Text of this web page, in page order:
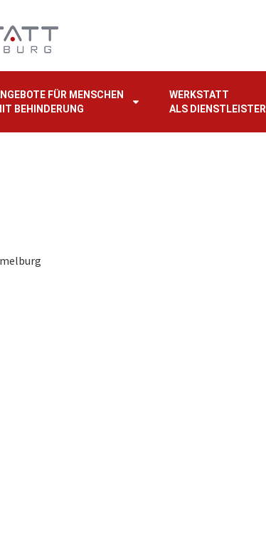
FÜR MENSCHEN
BEHINDERUNG
WERKSTATT
ALS DIENSTLEISTER